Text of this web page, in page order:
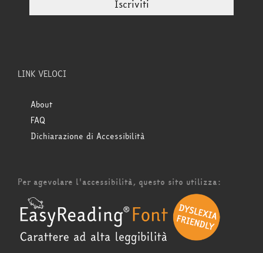
LINK VELOCI
About
FAQ
Dichiarazione di Accessibilità
Per agevolare l'accessibilità, questo sito utilizza: